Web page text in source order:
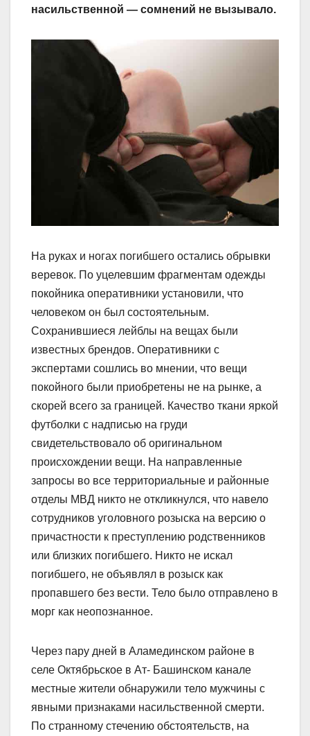
насильственной — сомнений не вызывало.
На руках и ногах погибшего остались обрывки
веревок. По уцелевшим фрагментам одежды
покойника оперативники установили, что
человеком он был состоятельным.
Сохранившиеся лейблы на вещах были
известных брендов. Оперативники с
экспертами сошлись во мнении, что вещи
покойного были приобретены не на рынке, а
скорей всего за границей. Качество ткани яркой
футболки с надписью на груди
свидетельствовало об оригинальном
происхождении вещи. На направленные
запросы во все территориальные и районные
отделы МВД никто не откликнулся, что навело
сотрудников уголовного розыска на версию о
причастности к преступлению родственников
или близких погибшего. Никто не искал
погибшего, не объявлял в розыск как
пропавшего без вести. Тело было отправлено в
морг как неопознанное.
Через пару дней в Аламединском районе в
селе Октябрьское в Ат- Башинском канале
местные жители обнаружили тело мужчины с
явными признаками насильственной смерти.
По странному стечению обстоятельств, на